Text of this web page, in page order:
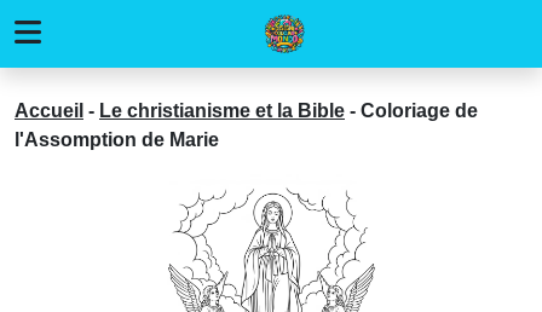
Accueil - Le christianisme et la Bible - Coloriage de
l'Assomption de Marie